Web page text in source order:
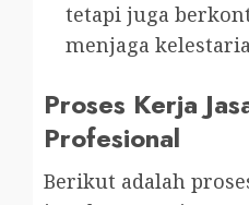
tetapi juga
menjaga
Proses Kerja
Profesional
Berikut adalah